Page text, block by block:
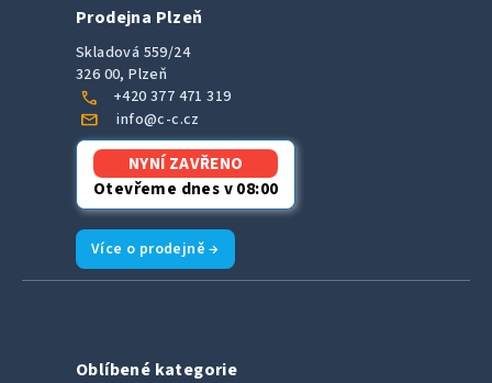
Prodejna Plzeň
Skladová 559/24
326 00, Plzeň
call +420 377 471 319
mail info@c-c.cz
NYNÍ ZAVŘENO
Otevřeme dnes v 08:00
Více o prodejně →
Oblíbené kategorie